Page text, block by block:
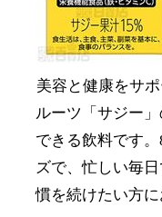
美容と健康をサ
ルーツ「サジー
できる飲料です
ズで、忙しい毎
慣を続けたい方に